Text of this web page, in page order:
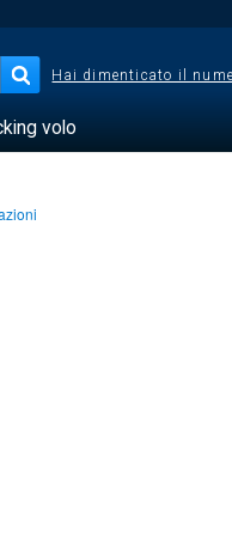
Hai dimenticato il
volo